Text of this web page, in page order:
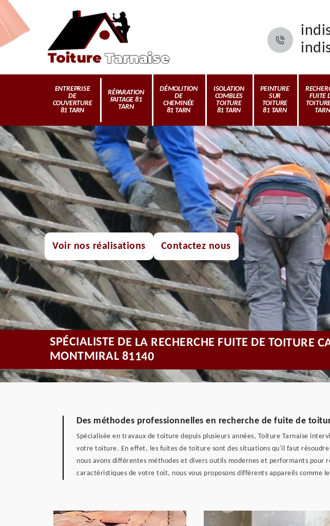
ENTREPRISE
DE
COUVERTURE
81 TARN
RÉPARATION
FAITAGE 81
TARN
DÉMOLITION
DE
CHEMINÉE
81 TARN
ISOLATION
COMBLES
TOITURE
81 TARN
PEINTURE
SUR
TOITURE
81 TARN
FUITE
TARN
Voir nos réalisations Contactez nous
SPÉCIALISTE DE LA RECHERCHE FUITE DE TOITURE
MONTMIRAL 81140
Des méthodes professionnelles en recherche de fuite de
Spécialisée en travaux de toiture depuis plusieurs années, Toiture Tarnaise
votre toiture. En effet, les fuites de toiture sont des situations qu'il faut
nous avons différentes méthodes et divers outils modernes et performants
caractéristiques de votre toit, nous vous proposons différents appareils comme